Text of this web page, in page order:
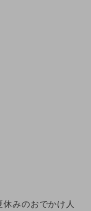
休みのおでかけ人